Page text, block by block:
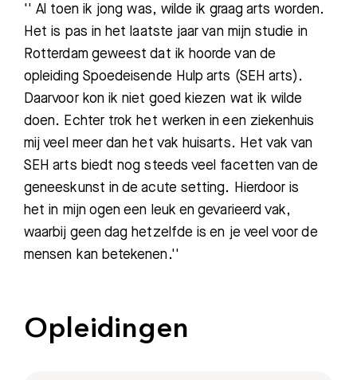
'' Al toen ik jong was, wilde ik graag arts worden.
Het is pas in het laatste jaar van mijn studie in
Rotterdam geweest dat ik hoorde van de
opleiding Spoedeisende Hulp arts (SEH arts).
Daarvoor kon ik niet goed kiezen wat ik wilde
doen. Echter trok het werken in een ziekenhuis
mij veel meer dan het vak huisarts. Het vak van
SEH arts biedt nog steeds veel facetten van de
geneeskunst in de acute setting. Hierdoor is
het in mijn ogen een leuk en gevarieerd vak,
waarbij geen dag hetzelfde is en je veel voor de
mensen kan betekenen.''
Opleidingen